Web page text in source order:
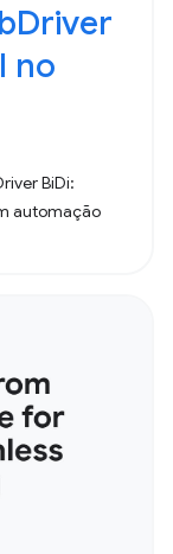
no
BiDi:
automação